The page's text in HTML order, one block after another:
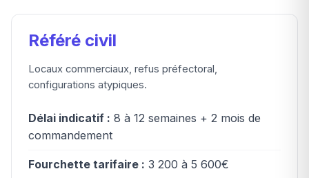
Référé civil
Locaux commerciaux, refus préfectoral,
configurations atypiques.
Délai indicatif : 8 à 12 semaines + 2 mois de
commandement
Fourchette tarifaire : 3 200 à 5 600€